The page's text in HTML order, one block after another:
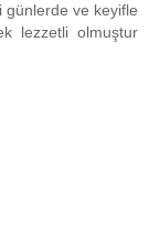
günlerde ve keyifle
lezzetli olmuştur